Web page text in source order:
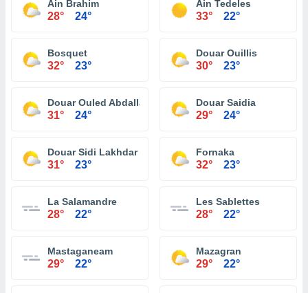
Ain Brahim
28° 24°
Ain Tedeles
33° 22°
Bosquet
32° 23°
Douar Ouillis
30° 23°
Douar Ouled Abdallah
31° 24°
Douar Saidia
29° 24°
Douar Sidi Lakhdar
31° 23°
Fornaka
32° 23°
La Salamandre
28° 22°
Les Sablettes
28° 22°
Mastaganeam
29° 22°
Mazagran
29° 22°